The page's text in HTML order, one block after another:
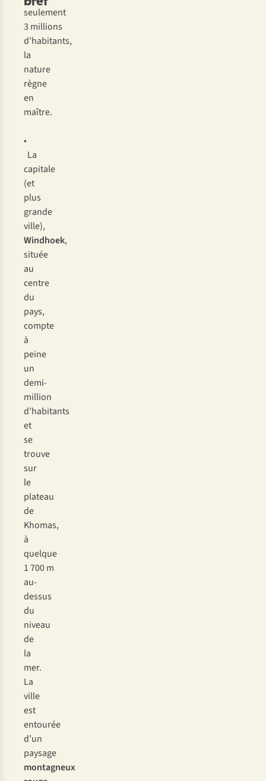
seulement
3 millions
d’habitants,
la
nature
règne
en
maître.
•
La
capitale
(et
plus
grande
ville),
Windhoek,
située
au
centre
du
pays,
compte
à
peine
un
demi-
million
d’habitants
et
se
trouve
sur
le
plateau
de
Khomas,
à
quelque
1 700 m
au-
dessus
du
niveau
de
la
mer.
La
ville
est
entourée
d’un
paysage
montagneux